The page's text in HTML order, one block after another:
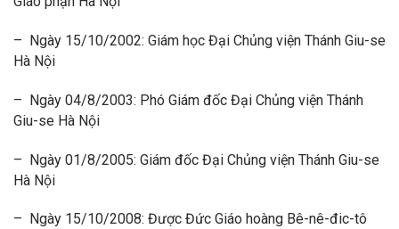
– Ngày 15/10/2002: Giám học Đại Chủng viện Thánh Giu-se
Hà Nội
– Ngày 04/8/2003: Phó Giám đốc Đại Chủng viện Thánh
Giu-se Hà Nội
– Ngày 01/8/2005: Giám đốc Đại Chủng viện Thánh Giu-se
Hà Nội
– Ngày 15/10/2008: Được Đức Giáo hoàng Bê-nê-đic-tô